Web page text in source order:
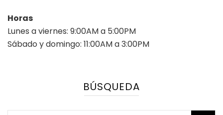
Horas
Lunes a viernes: 9:00AM a 5:00PM
Sábado y domingo: 11:00AM a 3:00PM
BÚSQUEDA